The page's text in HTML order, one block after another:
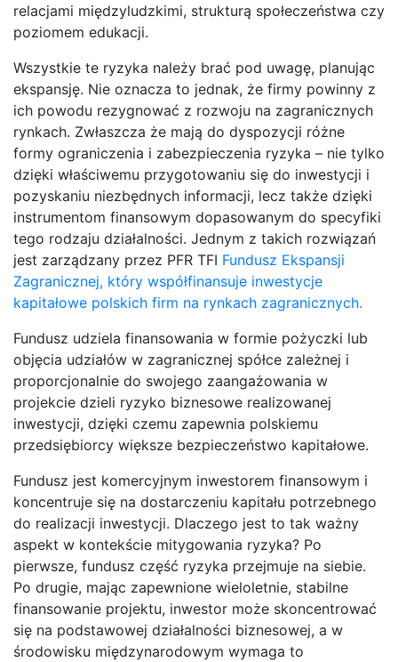
relacjami międzyludzkimi, strukturą społeczeństwa czy
poziomem edukacji.
Wszystkie te ryzyka należy brać pod uwagę, planując
ekspansję. Nie oznacza to jednak, że firmy powinny z
ich powodu rezygnować z rozwoju na zagranicznych
rynkach. Zwłaszcza że mają do dyspozycji różne
formy ograniczenia i zabezpieczenia ryzyka – nie tylko
dzięki właściwemu przygotowaniu się do inwestycji i
pozyskaniu niezbędnych informacji, lecz także dzięki
instrumentom finansowym dopasowanym do specyfiki
tego rodzaju działalności. Jednym z takich rozwiązań
jest zarządzany przez PFR TFI Fundusz Ekspansji
Zagranicznej, który współfinansuje inwestycje
kapitałowe polskich firm na rynkach zagranicznych.
Fundusz udziela finansowania w formie pożyczki lub
objęcia udziałów w zagranicznej spółce zależnej i
proporcjonalnie do swojego zaangażowania w
projekcie dzieli ryzyko biznesowe realizowanej
inwestycji, dzięki czemu zapewnia polskiemu
przedsiębiorcy większe bezpieczeństwo kapitałowe.
Fundusz jest komercyjnym inwestorem finansowym i
koncentruje się na dostarczeniu kapitału potrzebnego
do realizacji inwestycji. Dlaczego jest to tak ważny
aspekt w kontekście mitygowania ryzyka? Po
pierwsze, fundusz część ryzyka przejmuje na siebie.
Po drugie, mając zapewnione wieloletnie, stabilne
finansowanie projektu, inwestor może skoncentrować
się na podstawowej działalności biznesowej, a w
środowisku międzynarodowym wymaga to